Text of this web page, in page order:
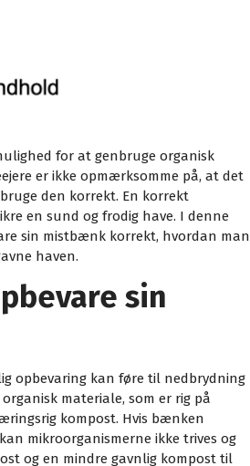
for at genbruge organisk
er ikke opmærksomme på, at det
den korrekt. En korrekt
en sund og frodig have. I denne
sin mistbænk korrekt, hvordan man
haven.
sin
opbevaring kan føre til nedbrydning
materiale, som er rig på
kompost. Hvis bænken
mikroorganismerne ikke trives og
og en mindre gavnlig kompost til